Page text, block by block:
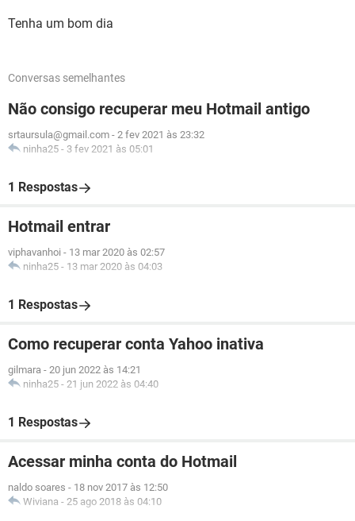
Tenha um bom dia
Conversas semelhantes
Não consigo recuperar meu Hotmail antigo
srtaursula@gmail.com - 2 fev 2021 às 23:32
ninha25 - 3 fev 2021 às 05:01
1 Respostas
Hotmail entrar
viphavanhoi - 13 mar 2020 às 02:57
ninha25 - 13 mar 2020 às 04:03
1 Respostas
Como recuperar conta Yahoo inativa
gilmara - 20 jun 2022 às 14:21
ninha25 - 21 jun 2022 às 04:40
1 Respostas
Acessar minha conta do Hotmail
naldo soares - 18 nov 2017 às 12:50
Wiviana - 25 ago 2018 às 04:10